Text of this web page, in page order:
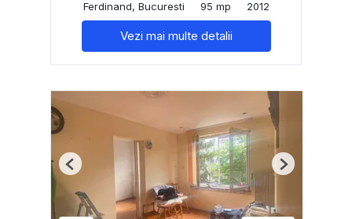
Ferdinand, Bucuresti 95 mp 2012
Vezi mai multe detalii
Previous Next